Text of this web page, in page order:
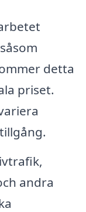
detta
priset.
andra